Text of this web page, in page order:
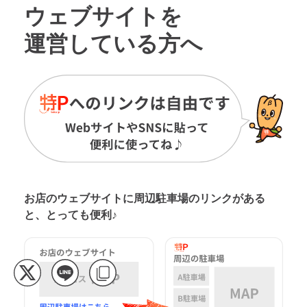
ウェブサイトを
運営している方へ
お店のウェブサイトに周辺駐車場のリンクがある
と、とっても便利♪